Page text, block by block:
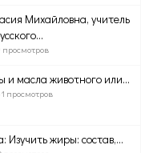
Михайловна, учитель
просмотров
масла животного или...
просмотров
жиры: состав,...